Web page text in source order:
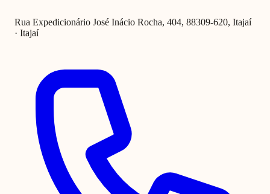
Rua Expedicionário José Inácio Rocha, 404, 88309-620, Itajaí
· Itajaí